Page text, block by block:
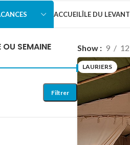
ACCUEILÎLE DU LEVANT
/TENTE Lauriers
OU SEMAINE
Filtrer
Show 9 12
LAURIERS